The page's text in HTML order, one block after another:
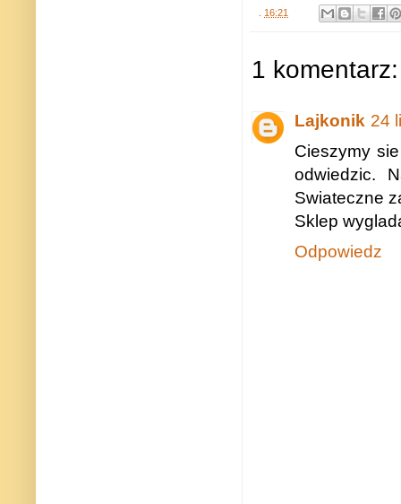
16:21
1 komentarz:
Lajkonik 24
Cieszymy
odwiedzic.
Swiateczne
Sklep
Odpowiedz